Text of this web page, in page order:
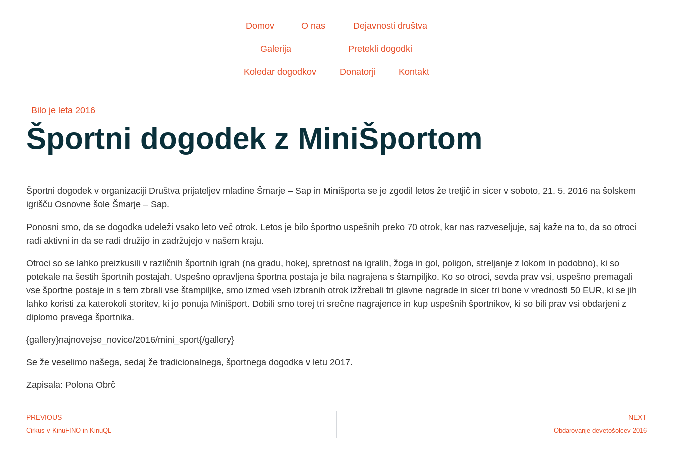
Domov O nas Dejavnosti društva
Galerija Pretekli dogodki
Koledar dogodkov Donatorji Kontakt
Bilo je leta 2016
Športni dogodek z MiniŠportom
Športni dogodek v organizaciji Društva prijateljev mladine Šmarje – Sap in Minišporta se je zgodil letos že tretjič in sicer v soboto, 21. 5. 2016 na šolskem
igrišču Osnovne šole Šmarje – Sap.
Ponosni smo, da se dogodka udeleži vsako leto več otrok. Letos je bilo športno uspešnih preko 70 otrok, kar nas razveseljuje, saj kaže na to, da so otroci
radi aktivni in da se radi družijo in zadržujejo v našem kraju.
Otroci so se lahko preizkusili v različnih športnih igrah (na gradu, hokej, spretnost na igralih, žoga in gol, poligon, streljanje z lokom in podobno), ki so
potekale na šestih športnih postajah. Uspešno opravljena športna postaja je bila nagrajena s štampiljko. Ko so otroci, sevda prav vsi, uspešno premagali
vse športne postaje in s tem zbrali vse štampiljke, smo izmed vseh izbranih otrok izžrebali tri glavne nagrade in sicer tri bone v vrednosti 50 EUR, ki se jih
lahko koristi za katerokoli storitev, ki jo ponuja Minišport. Dobili smo torej tri srečne nagrajence in kup uspešnih športnikov, ki so bili prav vsi obdarjeni z
diplomo pravega športnika.
{gallery}najnovejse_novice/2016/mini_sport{/gallery}
Se že veselimo našega, sedaj že tradicionalnega, športnega dogodka v letu 2017.
Zapisala: Polona Obrč
PREVIOUS
Cirkus v KinuFINO in KinuQL
NEXT
Obdarovanje devetošolcev 2016